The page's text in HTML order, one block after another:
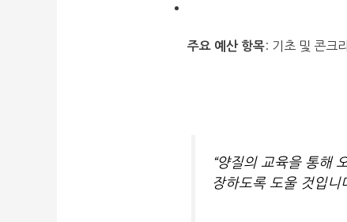
주요 예산 항목: 기초 및 콘크
“양질의 교육을 통해
장하도록 도울 것입니